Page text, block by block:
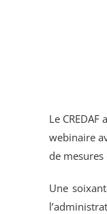
Le CREDAF
webinaire
de
Une